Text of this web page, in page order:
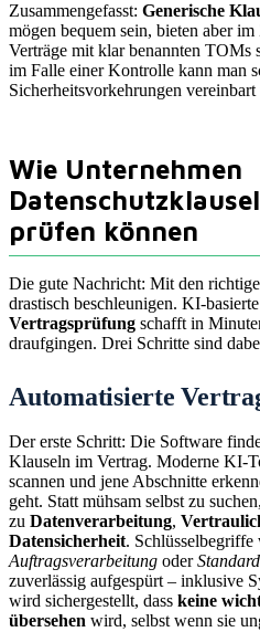
Zusammengefasst: Generische
mögen bequem sein, bieten aber
Verträge mit klar benannten TOMs
im Falle einer Kontrolle kann man
Sicherheitsvorkehrungen
Wie Unternehmen
prüfen können
Die gute Nachricht: Mit den
drastisch beschleunigen. KI-
Vertragsprüfung schafft in
draufgingen. Drei Schritte sind
Automatisierte
Der erste Schritt: Die Software
Klauseln im Vertrag. Moderne KI-
scannen und jene Abschnitte
geht. Statt mühsam selbst zu
zu Datenverarbeitung,
Datensicherheit. Schlüsselbegriffe
Auftragsverarbeitung oder
zuverlässig aufgespürt – inklusive
wird sichergestellt, dass keine
übersehen wird, selbst wenn sie